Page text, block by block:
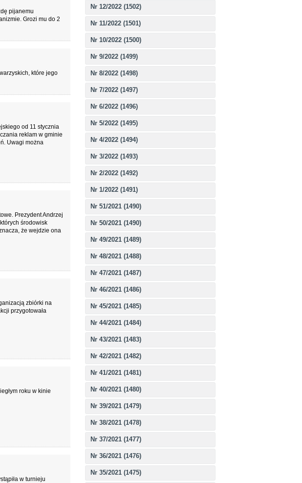
Nr 12/2022 (1502)
Nr 11/2022 (1501)
Nr 10/2022 (1500)
Nr 9/2022 (1499)
Nr 8/2022 (1498)
Nr 7/2022 (1497)
Nr 6/2022 (1496)
Nr 5/2022 (1495)
Nr 4/2022 (1494)
Nr 3/2022 (1493)
Nr 2/2022 (1492)
Nr 1/2022 (1491)
Nr 51/2021 (1490)
Nr 50/2021 (1490)
Nr 49/2021 (1489)
Nr 48/2021 (1488)
Nr 47/2021 (1487)
Nr 46/2021 (1486)
Nr 45/2021 (1485)
Nr 44/2021 (1484)
Nr 43/2021 (1483)
Nr 42/2021 (1482)
Nr 41/2021 (1481)
Nr 40/2021 (1480)
Nr 39/2021 (1479)
Nr 38/2021 (1478)
Nr 37/2021 (1477)
Nr 36/2021 (1476)
Nr 35/2021 (1475)
pijanemu
Grozi mu do 2
które jego
od 11 stycznia
reklam w gminie
Uwagi można
Prezydent Andrzej
środowisk
że wejdzie ona
zbiórki na
przygotowała
roku w kinie
w turnieju